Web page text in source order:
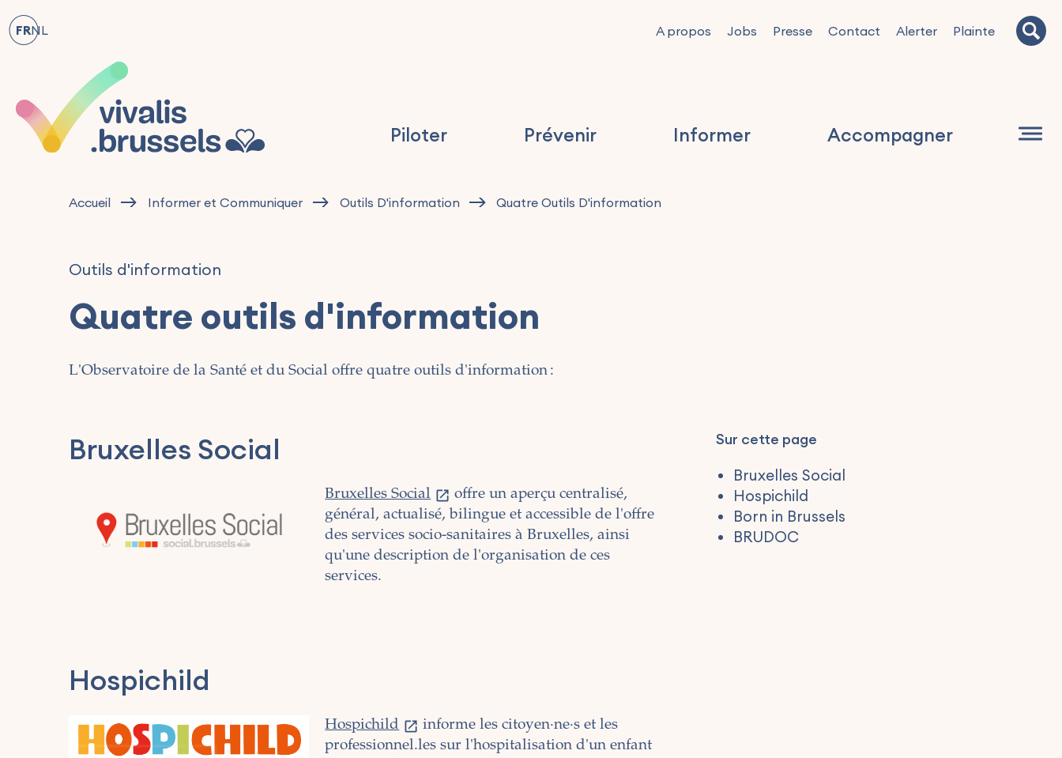
FRNL A propos Jobs Presse Contact Alerter Plainte
Piloter Prévenir Informer Accompagner
Accueil Informer et Communiquer Outils D'information Quatre Outils D'information
Outils d'information
Quatre outils d'information
L'Observatoire de la Santé et du Social offre quatre outils d'information :
Sur cette page
Bruxelles Social
Hospichild
Born in Brussels
BRUDOC
Bruxelles Social
Bruxelles Social
offre un aperçu centralisé,
général, actualisé, bilingue et accessible de l'offre
des services socio-sanitaires à Bruxelles, ainsi
qu'une description de l'organisation de ces
services.
Hospichild
Hospichild
informe les citoyen·ne·s et les
professionnel.les sur l'hospitalisation d'un enfant